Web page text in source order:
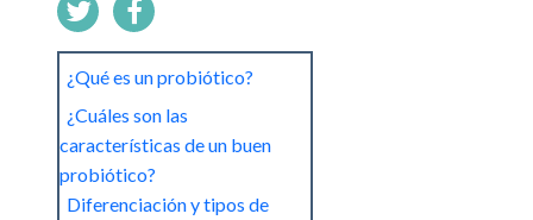
¿Qué es un probiótico?
¿Cuáles son las
características de un buen
probiótico?
Diferenciación y tipos de